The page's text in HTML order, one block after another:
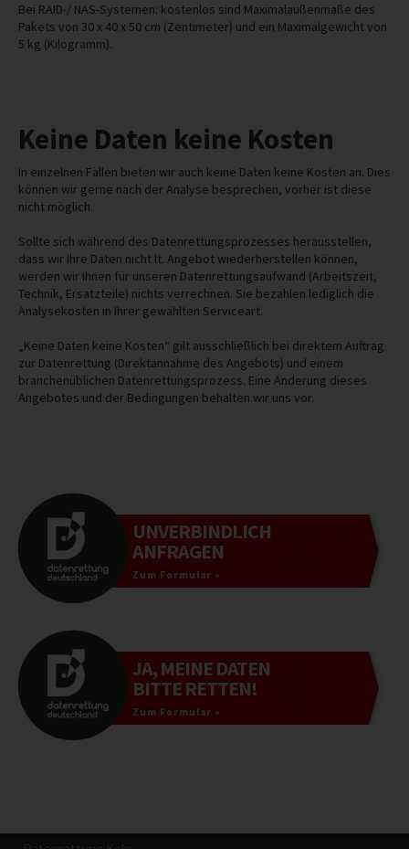
Bei RAID-/ NAS-Systemen: kostenlos sind Maximalaußenmaße des
Pakets von 30 x 40 x 50 cm (Zentimeter) und ein Maximalgewicht von
5 kg (Kilogramm).
Keine Daten keine Kosten
In einzelnen Fällen bieten wir auch keine Daten keine Kosten an. Dies
können wir gerne nach der Analyse besprechen, vorher ist diese
nicht möglich.
Sollte sich während des Datenrettungsprozesses herausstellen,
dass wir Ihre Daten nicht lt. Angebot wiederherstellen können,
werden wir Ihnen für unseren Datenrettungsaufwand (Arbeitszeit,
Technik, Ersatzteile) nichts verrechnen. Sie bezahlen lediglich die
Analysekosten in Ihrer gewählten Serviceart.
„Keine Daten keine Kosten“ gilt ausschließlich bei direktem Auftrag
zur Datenrettung (Direktannahme des Angebots) und einem
branchenüblichen Datenrettungsprozess. Eine Änderung dieses
Angebotes und der Bedingungen behalten wir uns vor.
UNVERBINDLICH
ANFRAGEN
Zum Formular »
JA, MEINE DATEN
BITTE RETTEN!
Zum Formular »